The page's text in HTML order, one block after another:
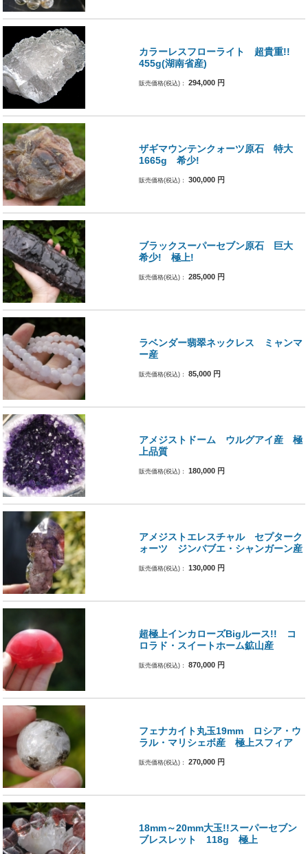
カラーレスフローライト 超貴重!!
455g(湖南省産)
販売価格(税込)： 294,000 円
ザギマウンテンクォーツ原石 特大
1665g 希少!
販売価格(税込)： 300,000 円
ブラックスーパーセブン原石 巨大
希少! 極上!
販売価格(税込)： 285,000 円
ラベンダー翡翠ネックレス ミャンマ
ー産
販売価格(税込)： 85,000 円
アメジストドーム ウルグアイ産 極
上品質
販売価格(税込)： 180,000 円
アメジストエレスチャル セプターク
ォーツ ジンバブエ・シャンガーン産
販売価格(税込)： 130,000 円
超極上インカローズBigルース!! コ
ロラド・スイートホーム鉱山産
販売価格(税込)： 870,000 円
フェナカイト丸玉19mm ロシア・ウ
ラル・マリシェボ産 極上スフィア
販売価格(税込)： 270,000 円
18mm～20mm大玉!!スーパーセブン
ブレスレット 118g 極上